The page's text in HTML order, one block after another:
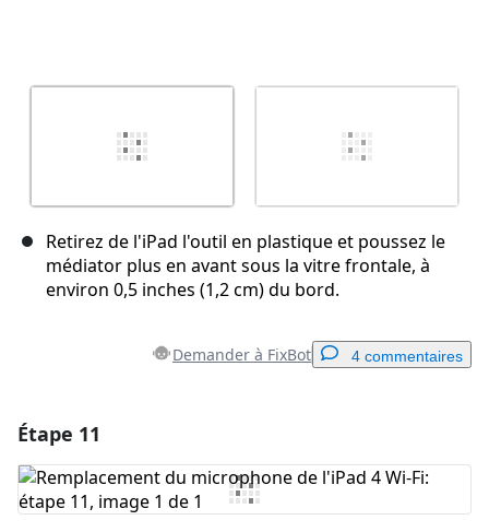
Retirez de l'iPad l'outil en plastique et poussez le
médiator plus en avant sous la vitre frontale, à
environ 0,5 inches (1,2 cm) du bord.
Demander à FixBot 4 commentaires
Ajouter un commentaire
Étape 11